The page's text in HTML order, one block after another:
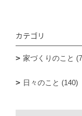
カテゴリ
家づくりのこと
日々のこと (140)